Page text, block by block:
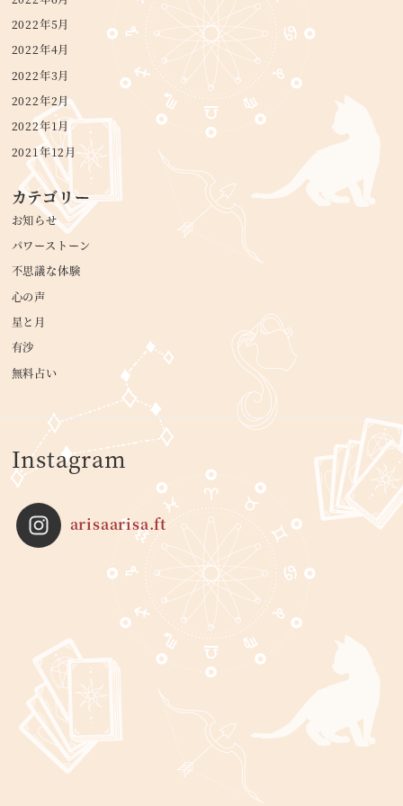
2022年5月
2022年4月
2022年3月
2022年2月
2022年1月
2021年12月
カテゴリー
お知らせ
パワーストーン
不思議な体験
心の声
星と月
有沙
無料占い
Instagram
arisaarisa.ft